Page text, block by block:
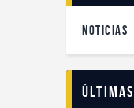
NOTICIAS